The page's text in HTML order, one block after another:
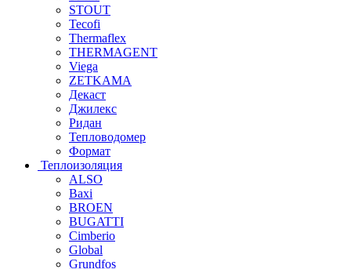
STOUT
Tecofi
Thermaflex
THERMAGENT
Viega
ZETKAMA
Декаст
Джилекс
Ридан
Тепловодомер
Формат
Теплоизоляция
ALSO
Baxi
BROEN
BUGATTI
Cimberio
Global
Grundfos